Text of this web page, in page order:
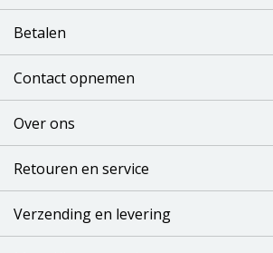
Betalen
Contact opnemen
Over ons
Retouren en service
Verzending en levering